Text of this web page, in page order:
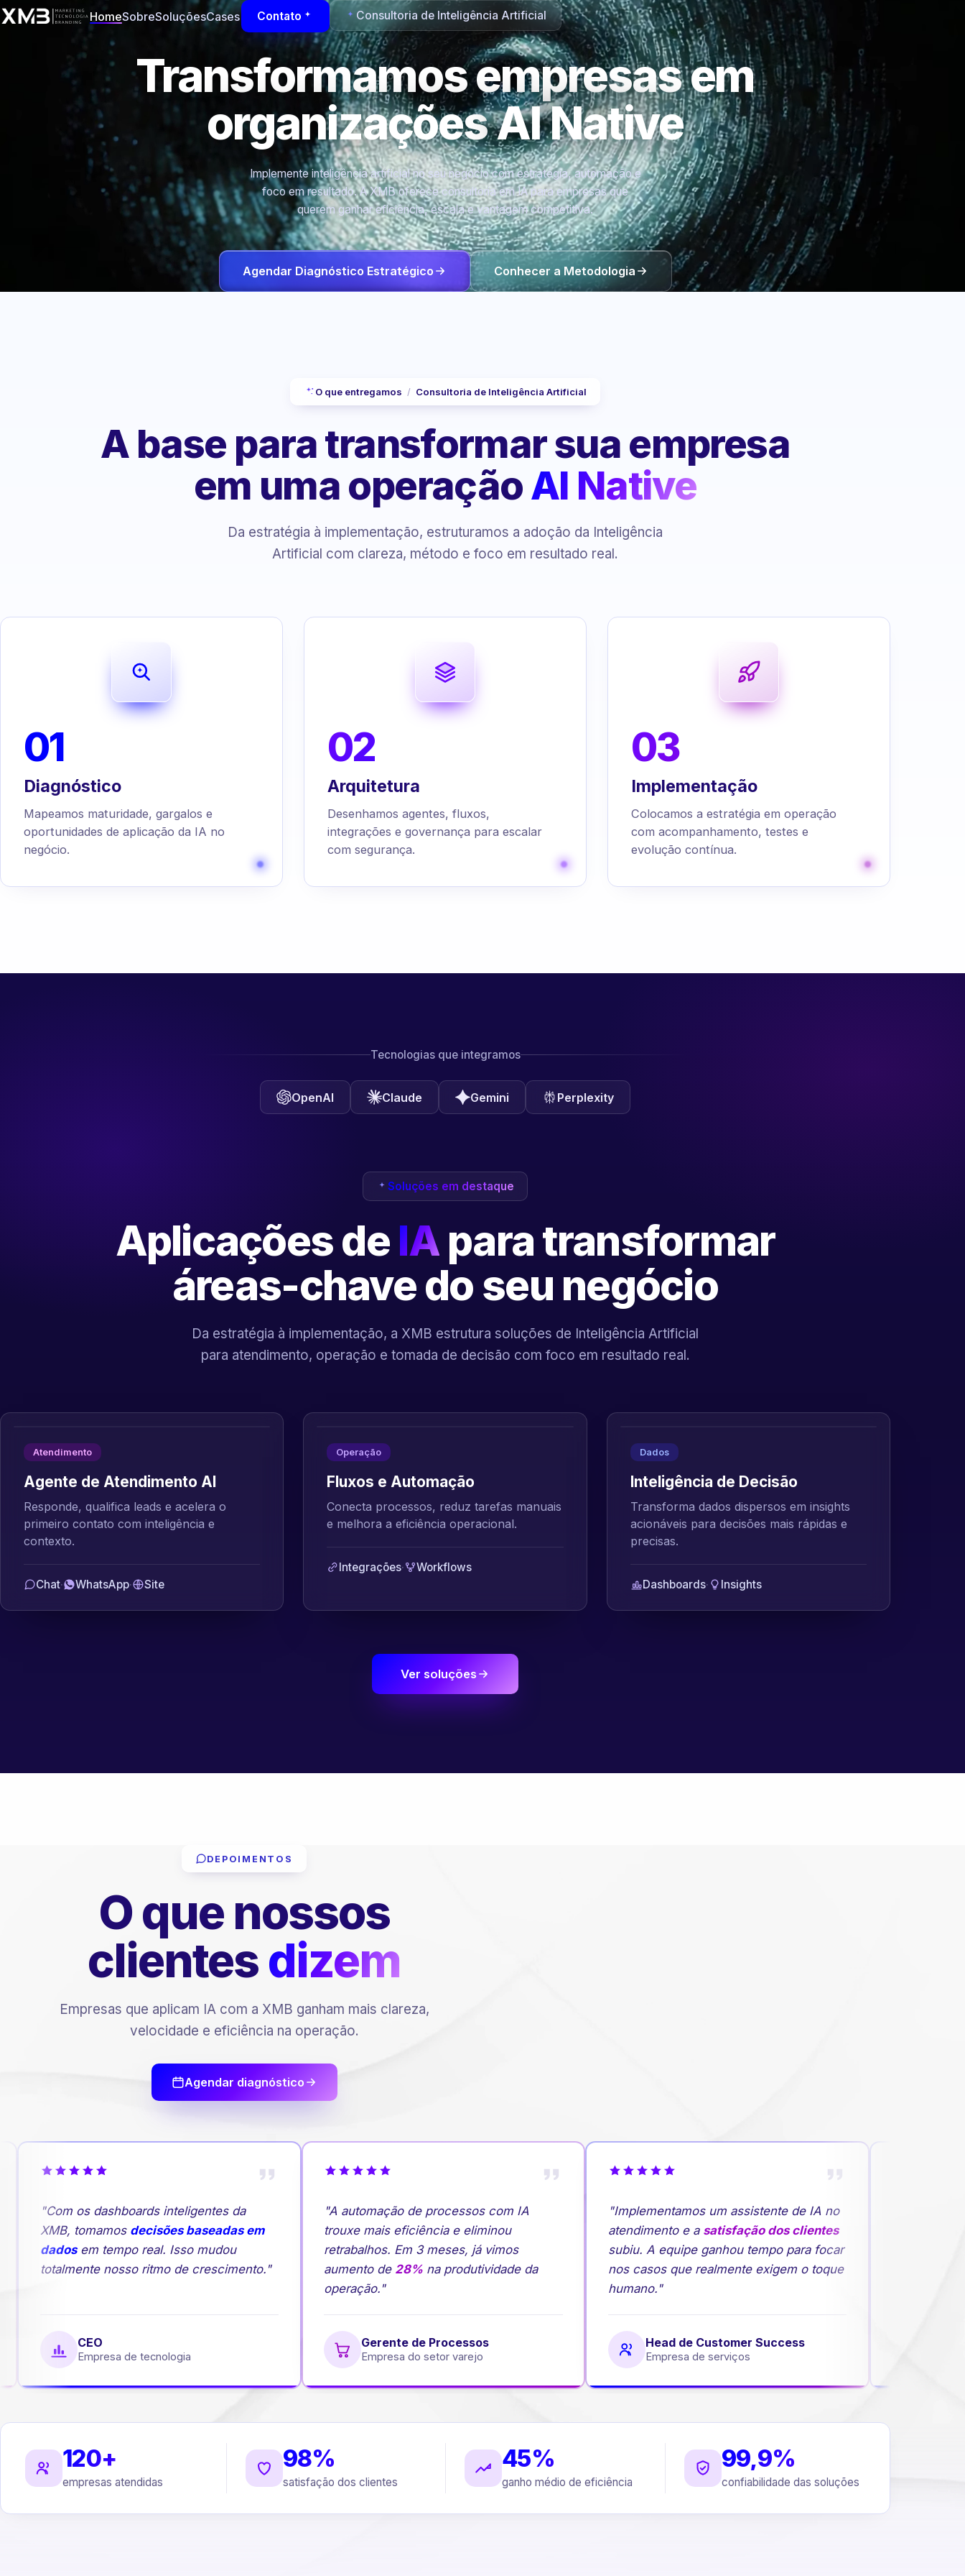
HomeSobreSoluçõesCases Contato Consultoria de Inteligência Artificial
Transformamos empresas em
organizaçõesAI Native
Implemente inteligência artificial no seu negócio com estratégia, automação e
foco em resultado. A XMB oferece consultoria em IA para empresas que
querem ganhar eficiência, escala e vantagem competitiva.
Agendar Diagnóstico Estratégico Conhecer a Metodologia
O que entregamos / Consultoria de Inteligência Artificial
A base para transformar sua empresa
em uma operaçãoAI Native
Da estratégia à implementação, estruturamos a adoção da Inteligência
Artificial com clareza, método e foco em resultado real.
01
Diagnóstico
Mapeamos maturidade, gargalos e
oportunidades de aplicação da IA no
negócio.
02
Arquitetura
Desenhamos agentes, fluxos,
integrações e governança para escalar
com segurança.
03
Implementação
Colocamos a estratégia em operação
com acompanhamento, testes e
evolução contínua.
Tecnologias que integramos
OpenAI Claude Gemini Perplexity
Soluções em destaque
Aplicações de IApara transformar
áreas-chave do seu negócio
Da estratégia à implementação, a XMB estrutura soluções de Inteligência Artificial
para atendimento, operação e tomada de decisão com foco em resultado real.
Atendimento
Agente de Atendimento AI
Responde, qualifica leads e acelera o
primeiro contato com inteligência e
contexto.
Chat· WhatsApp· Site
Operação
Fluxos e Automação
Conecta processos, reduz tarefas manuais
e melhora a eficiência operacional.
Integrações· Workflows
Dados
Inteligência de Decisão
Transforma dados dispersos em insights
acionáveis para decisões mais rápidas e
precisas.
Dashboards· Insights
Ver soluções
DEPOIMENTOS
O que nossos
clientesdizem
Empresas que aplicam IA com a XMB ganham mais clareza,
velocidade e eficiência na operação.
Agendar diagnóstico
"Com os dashboards inteligentes da
XMB, tomamosdecisões baseadas em
dadosem tempo real. Isso mudou
totalmente nosso ritmo de crescimento."
CEO
Empresa de tecnologia
"A automação de processos com IA
trouxe mais eficiência e eliminou
retrabalhos. Em 3 meses, já vimos
aumento de28%na produtividade da
operação."
Gerente de Processos
Empresa do setor varejo
"Implementamos um assistente de IA no
atendimento e asatisfação dos clientes
subiu. A equipe ganhou tempo para focar
nos casos que realmente exigem o toque
humano."
Head de Customer Success
Empresa de serviços
120+
empresas atendidas
98%
satisfação dos clientes
45%
ganho médio de eficiência
99,9%
confiabilidade das soluções